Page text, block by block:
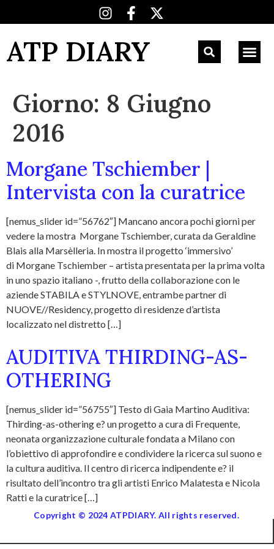
ATP DIARY
Giorno: 8 Giugno
2016
Morgane Tschiember |
Intervista con la curatrice
[nemus_slider id=”56762″] Mancano ancora pochi giorni per
vedere la mostra Morgane Tschiember, curata da Geraldine
Blais alla Marsèlleria. In mostra il progetto ‘immersivo’
di Morgane Tschiember – artista presentata per la prima volta
in uno spazio italiano -, frutto della collaborazione con le
aziende STABILA e STYLNOVE, entrambe partner di
NUOVE//Residency, progetto di residenze d’artista
localizzato nel distretto […]
AUDITIVA THIRDING-AS-
OTHERING
[nemus_slider id=”56755″] Testo di Gaia Martino Auditiva:
Thirding-as-othering e? un progetto a cura di Frequente,
neonata organizzazione culturale fondata a Milano con
l’obiettivo di approfondire e condividere la ricerca sul suono e
la cultura auditiva. Il centro di ricerca indipendente e? il
risultato dell’incontro tra gli artisti Enrico Malatesta e Nicola
Ratti e la curatrice […]
Copyright © 2024 ATPDIARY. All rights reserved.